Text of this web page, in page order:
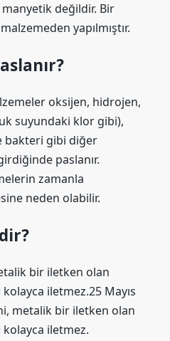
manyetik değildir. Bir
yapılmıştır.
oksijen, hidrojen,
suyundaki klor gibi),
bakteri gibi diğer
paslanır.
zamanla
neden olabilir.
bir iletken olan
iletmez.25 Mayıs
metalik bir iletken olan
iletmez.